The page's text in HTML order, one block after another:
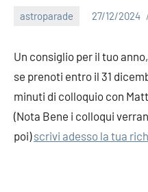
astroparade 27/12/2024
Un consiglio per il tuo
se prenoti entro il 31
minuti di colloquio con
(Nota Bene i colloqui
poi)scrivi adesso la tua